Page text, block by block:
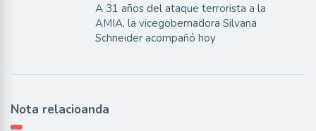
A 31 años del ataque terrorista a la
AMIA, la vicegobernadora Silvana
Schneider acompañó hoy
Nota relacioanda